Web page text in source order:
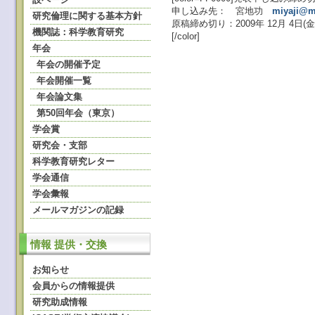
研究倫理に関する基本方針
機関誌：科学教育研究
年会
年会の開催予定
年会開催一覧
年会論文集
第50回年会（東京）
学会賞
研究会・支部
科学教育研究レター
学会通信
学会彙報
メールマガジンの記録
情報 提供・交換
お知らせ
会員からの情報提供
研究助成情報
申し込み先： 宮地功
原稿締め切り：2009年 12月 4日(
[/color]